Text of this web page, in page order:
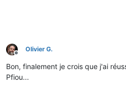
Hors-ligne
Olivier G.
Bon, finalement je crois que j'ai
Pfiou...